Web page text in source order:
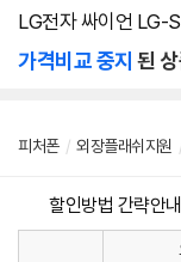
LG전자 싸이언 LG-
가격비교 중지 된
피처폰 / 외장플래쉬지원
할인방법 간략안내